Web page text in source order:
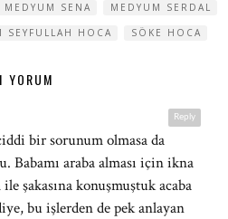
MEDYUM SENA
MEDYUM SERDAL
SEYFULLAH HOCA SÖKE HOCA
YORUM
Reply
bir sorunum olmasa da
Babamı araba alması için ikna
şakasına konuşmuştuk acaba
bu işlerden de pek anlayan